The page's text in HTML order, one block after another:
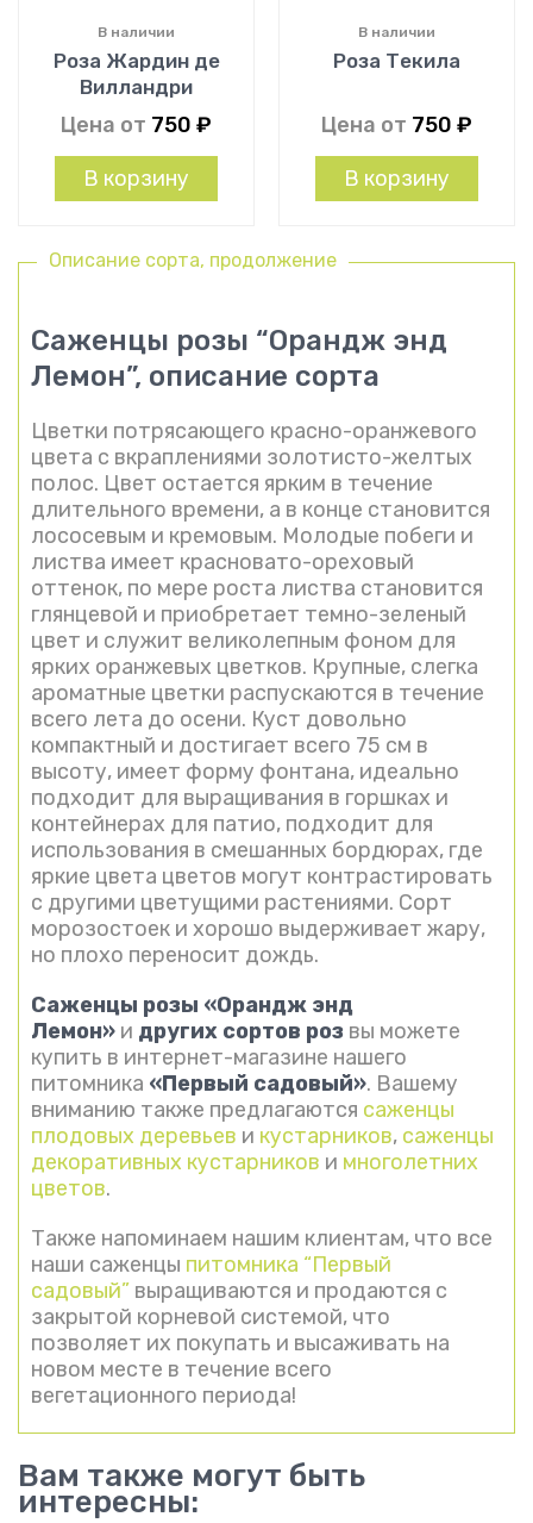
Описание сорта, продолжение
Саженцы розы “Орандж энд
Лемон”, описание сорта
Цветки потрясающего красно-оранжевого
цвета с вкраплениями золотисто-желтых
полос. Цвет остается ярким в течение
длительного времени, а в конце становится
лососевым и кремовым. Молодые побеги и
листва имеет красновато-ореховый
оттенок, по мере роста листва становится
глянцевой и приобретает темно-зеленый
цвет и служит великолепным фоном для
ярких оранжевых цветков. Крупные, слегка
ароматные цветки распускаются в течение
всего лета до осени. Куст довольно
компактный и достигает всего 75 см в
высоту, имеет форму фонтана, идеально
подходит для выращивания в горшках и
контейнерах для патио, подходит для
использования в смешанных бордюрах, где
яркие цвета цветов могут контрастировать
с другими цветущими растениями. Сорт
морозостоек и хорошо выдерживает жару,
но плохо переносит дождь.
Саженцы розы «Орандж энд
Лемон» и других сортов роз вы можете
купить в интернет-магазине нашего
питомника «Первый садовый». Вашему
вниманию также предлагаются саженцы
плодовых деревьев и кустарников, саженцы
декоративных кустарников и многолетних
цветов.
Также напоминаем нашим клиентам, что все
наши саженцы питомника “Первый
садовый” выращиваются и продаются с
закрытой корневой системой, что
позволяет их покупать и высаживать на
новом месте в течение всего
вегетационного периода!
Роза Жардин де
Вилландри
В наличии
Цена от 750 ₽
В корзину
Роза Текила
В наличии
Цена от 750 ₽
В корзину
Вам также могут быть
интересны: